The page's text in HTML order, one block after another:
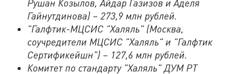
Рушан Козылов, Айдар Газизов и Аделя
Гайнутдинова) – 273,9 млн рублей.
"Галфтик-МЦСИС "Халяль" (Москва,
соучредители МЦСИС "Халяль" и "Галфтик
Сертификейшн") – 127,6 млн рублей.
Комитет по стандарту "Халяль" ДУМ РТ